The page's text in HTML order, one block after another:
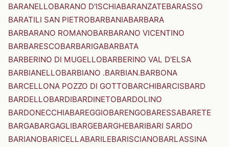
BARANELLOBARANO D'ISCHIABARANZATEBARASSO
BARATILI SAN PIETROBARBANIABARBARA
BARBARANO ROMANOBARBARANO VICENTINO
BARBARESCOBARBARIGABARBATA
BARBERINO DI MUGELLOBARBERINO VAL D'ELSA
BARBIANELLOBARBIANO .BARBIAN.BARBONA
BARCELLONA POZZO DI GOTTOBARCHIBARCISBARD
BARDELLOBARDIBARDINETOBARDOLINO
BARDONECCHIABAREGGIOBARENGOBARESSABARETE
BARGABARGAGLIBARGEBARGHEBARIBARI SARDO
BARIANOBARICELLABARILEBARISCIANOBARLASSINA